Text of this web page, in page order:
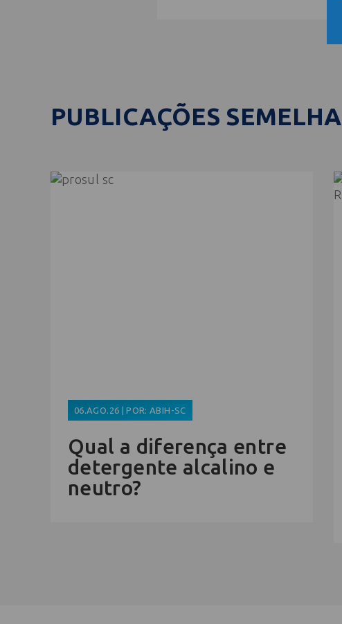
PUBLICAÇÕES
06.AGO.26 | POR: ABIH-SC
Qual a diferença entre
detergente alcalino e
neutro?